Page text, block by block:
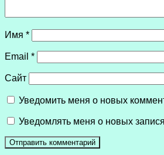
Имя *
Email *
Сайт
Уведомить меня о новых
Уведомлять меня о новых